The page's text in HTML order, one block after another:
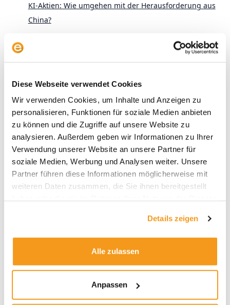
Diese Webseite verwendet Cookies
Wir verwenden Cookies, um Inhalte und Anzeigen zu
personalisieren, Funktionen für soziale Medien anbieten
zu können und die Zugriffe auf unsere Website zu
analysieren. Außerdem geben wir Informationen zu Ihrer
Verwendung unserer Website an unsere Partner für
soziale Medien, Werbung und Analysen weiter. Unsere
Partner führen diese Informationen möglicherweise mit
weiteren Daten zusammen, die Sie ihnen bereitgestellt
Details zeigen
Alle zulassen
Anpassen
KI-Aktien: Wie umgehen mit der Herausforderung aus
China?
und Wirklichkeit
Archive
2026
2022
2020